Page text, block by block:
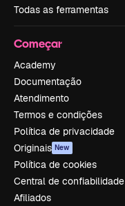
Todas as ferramentas
Começar
Academy
Documentação
Atendimento
Termos e condições
Política de privacidade
Originais New
Política de cookies
Central de confiabilidade
Afiliados